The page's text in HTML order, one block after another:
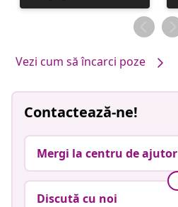
publicată
Vezi cum să încarci poze
Contactează-ne!
Mergi la centru de ajutor
Discută cu noi